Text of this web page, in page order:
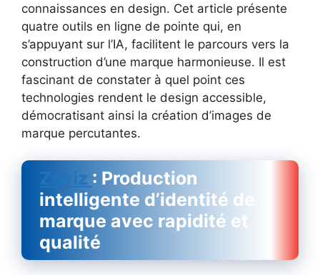
connaissances en design. Cet article présente
quatre outils en ligne de pointe qui, en
s’appuyant sur l’IA, facilitent le parcours vers la
construction d’une marque harmonieuse. Il est
fascinant de constater à quel point ces
technologies rendent le design accessible,
démocratisant ainsi la création d’images de
marque percutantes.
Zoviz : Production
intelligente d’identité de
marque avec rapidité et
qualité